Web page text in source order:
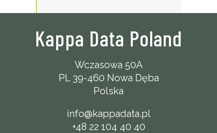
Kappa Data Poland
Wczasowa 50A
PL 39-460 Nowa Dęba
Polska
info@kappadata.pl
+48 22 104 40 40